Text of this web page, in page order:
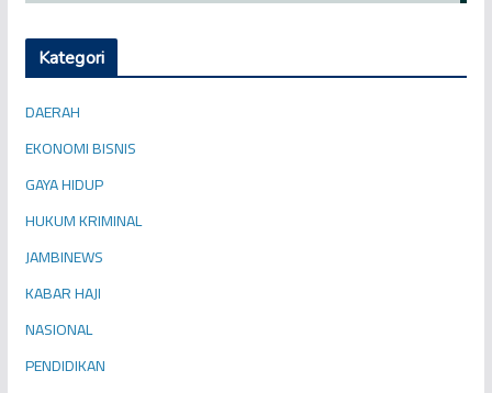
Kategori
DAERAH
EKONOMI BISNIS
GAYA HIDUP
HUKUM KRIMINAL
JAMBINEWS
KABAR HAJI
NASIONAL
PENDIDIKAN